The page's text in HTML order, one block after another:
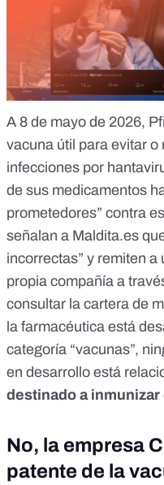
A 8 de mayo de 2026,
vacuna útil para evitar o
infecciones por
de sus medicamentos
prometedores” contra
señalan a Maldita.es
incorrectas” y remiten
propia compañía a
consultar la cartera de
la farmacéutica está
categoría “vacunas”,
en desarrollo está
destinado a inmunizar
No, la empresa
patente de la